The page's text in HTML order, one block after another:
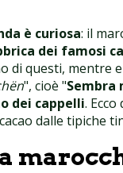
è curiosa: il
dei famosi
di questi, mentre
", cioè "Sembra
dei cappelli.
dalle tipiche